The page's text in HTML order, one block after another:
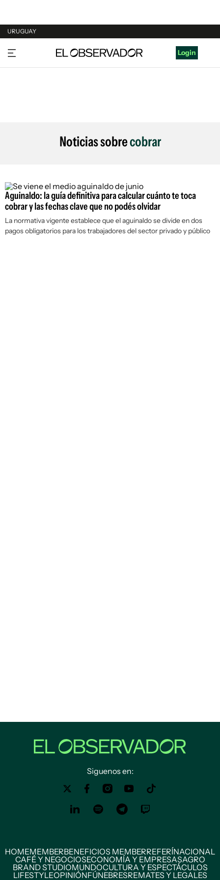
URUGUAY
URUGUAY
ARGENTINA
Login
Noticias sobrecobrar
Aguinaldo: la guía definitiva para calcular cuánto te toca
cobrar y las fechas clave que no podés olvidar
La normativa vigente establece que el aguinaldo se divide en dos
pagos obligatorios para los trabajadores del sector privado y público
Siguenos en:
HOMEMEMBERBENEFICIOS MEMBERREFERÍNACIONAL
CAFÉ Y NEGOCIOSECONOMÍA Y EMPRESASAGRO
BRAND STUDIOMUNDOCULTURA Y ESPECTÁCULOS
LIFESTYLEOPINIÓNFÚNEBRESREMATES Y LEGALES